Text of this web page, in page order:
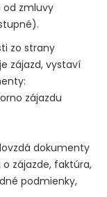
od zmluvy
zo strany
zájazd, vystaví
zájazdu
dokumenty
zájazde, faktúra,
podmienky,